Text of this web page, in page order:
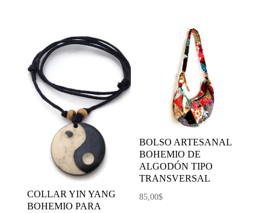
COLLAR YIN YANG
BOHEMIO PARA
BOLSO ARTESANAL
BOHEMIO DE
ALGODÓN TIPO
TRANSVERSAL
85,00$